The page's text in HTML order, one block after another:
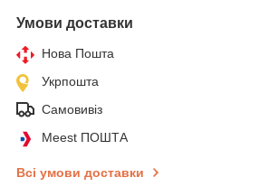
Умови доставки
Нова Пошта
Укрпошта
Самовивіз
Meest ПОШТА
Всі умови доставки